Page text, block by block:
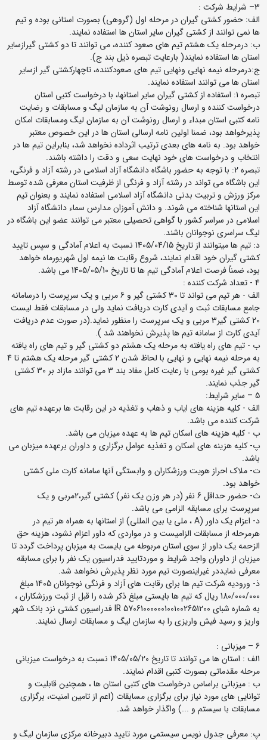
3– شرایط شرکت :
الف: حضور کشتی گیران در مرحله اول (گروهی) بصورت استانی بوده و تیم
ها نمی توانند از کشتی گیران سایر استان ها استفاده نمایند.
ب: درمرحله یک هشتم تیم های صعود کننده، می توانند تا دو کشتی گیرازسایر
استان ها استفاده نمایند( بارعایت تبصره ذیل بند ج).
ج:درمرحله نیمه نهایی ونهایی تیم های صعودکننده، تاچهارکشتی گیر ازسایر
استان ها می توانند استفاده نمایند.
تبصره 1: استفاده از کشتی گیران سایر استانها، با درخواست کتبی استان
درخواست کننده و ارسال رونوشت آن به سازمان لیگ و مسابقات و رضایت
نامه کتبی استان مبداء و ارسال رونوشت آن به سازمان لیگ ومسابقات امکان
پذیرخواهد بود، ضمنا اولین نامه ارسالی استان ها در این خصوص معتبر
خواهد بود. به نامه های بعدی ترتیب اثرداده نخواهد شد، بنابراین تیم ها در
انتخاب و درخواست های خود نهایت سعی و دقت را داشته باشند.
تبصره 2: با توجه به حضور باشگاه دانشگاه آزاد اسلامی در رشته آزاد و فرنگی،
این باشگاه می تواند در رشته آزاد و فرنگی از ظرفیت استان معرفی شده توسط
مرکز ورزش و تربیت بدنی دانشگاه آزاد اسلامی استفاده نمایند و بعنوان تیم
این استانها شناخته می شوند. و دانش آموزان مدارس سماء دانشگاه آزاد
اسلامی در سراسر کشور با گواهی تحصیلی معتبر می توانند عضو این باشگاه در
لیگ سراسری نوجوانان باشند.
د: تیم ها میتوانند از تاریخ 1405/04/15 نسبت به اعلام آمادگی و سپس تایید
کشتی گیران خود اقدام نمایند، شروع رقابت ها نیمه اول شهریورماه خواهد
بود، ضمناً فرصت اعلام آمادگی تیم ها تا تاریخ 1405/05/10 می باشد.
4 - تعداد شرکت کننده :
الف - هر تیم می تواند تا 30 کشتی گیر و 6 مربی و یک سرپرست را درسامانه
جامع مسابقات ثبت و آیدی کارت دریافت نماید ولی در مسابقات فقط لیست
20 کشتی گیر3 مربی و یک سرپرست را منظور نماید.(در صورت عدم دریافت
آیدی کارت از سامانه تیم ها پذیرش نخواهند شد ).
ب - تیم های راه یافته به مرحله یک هشتم دو کشتی گیر و تیم های راه یافته
به مرحله نیمه نهایی و نهایی با لحاظ شدن 2 کشتی گیر مرحله یک هشتم تا 4
کشتی گیر غیره بومی با رعایت کامل مفاد بند 3 می توانند مازاد بر 30 کشتی
گیر جذب نمایند.
5 – سایر شرایط:
الف - کلیه هزینه های ایاب و ذهاب و تغذیه در این رقابت ها برعهده تیم های
شرکت کننده می باشد.
ب - کلیه هزینه های اسکان تیم ها به عهده میزبان می باشد.
پ- کلیه هزینه های اسکان و تغذیه عوامل برگزاری و داوران برعهده میزبان می
باشد.
ت- ملاک احراز هویت ورزشکاران و وابستگی آنها سامانه کارت ملی کشتی
خواهد بود.
ث- حضور حداقل 6 نفر (در هر وزن یک نفر) کشتی گیر،2مربی و یک
سرپرست برای مسابقه الزامی می باشد.
د- اعزام یک داور (A ، ملی یا بین المللی) از استانها به همراه هر تیم در
هرمرحله از مسابقات الزامیست و در مواردی که داور اعزام نشود، هزینه حق
الزحمه یک داور از سوی استان مربوطه می بایست به میزبان پرداخت گردد تا
میزبان از داوران واجد شرایط و موردتایید فدراسیون یک نفر را برای مسابقه
معرفی نمایددر غیراینصورت تیم مورد نظر پذیرش نخواهد شد.
ذ- ورودیه شرکت تیم ها برای رقابت های آزاد و فرنگی نوجوانان 1405 مبلغ
180/000/000 ریال که تیم ها بایستی مبلغ ذکر شده را قبل از ثبت ورزشکاران ،
به شماره شبای IR 570610000001001002651200 فدراسیون کشتی نزد بانک شهر
واریز و رسید فیش واریزی را به سازمان لیگ و مسابقات ارسال نمایند.
6 – میزبانی :
1لف : استان ها می توانند تا تاریخ 1405/05/20 نسبت به درخواست میزبانی
مرحله مقدماتی بصورت کتبی اقدام نمایند.
ب : میزبانی براساس درخواست های کتبی استان ها ، همچنین قابلیت و
توانایی های مورد نیاز برای برگزاری مسابقات (اعم از تامین امنیت، برگزاری
مسابقات با سیستم و ...) واگذار خواهد شد.
پ: معرفی جدول نویس سیستمی مورد تایید دبیرخانه مرکزی سازمان لیگ و